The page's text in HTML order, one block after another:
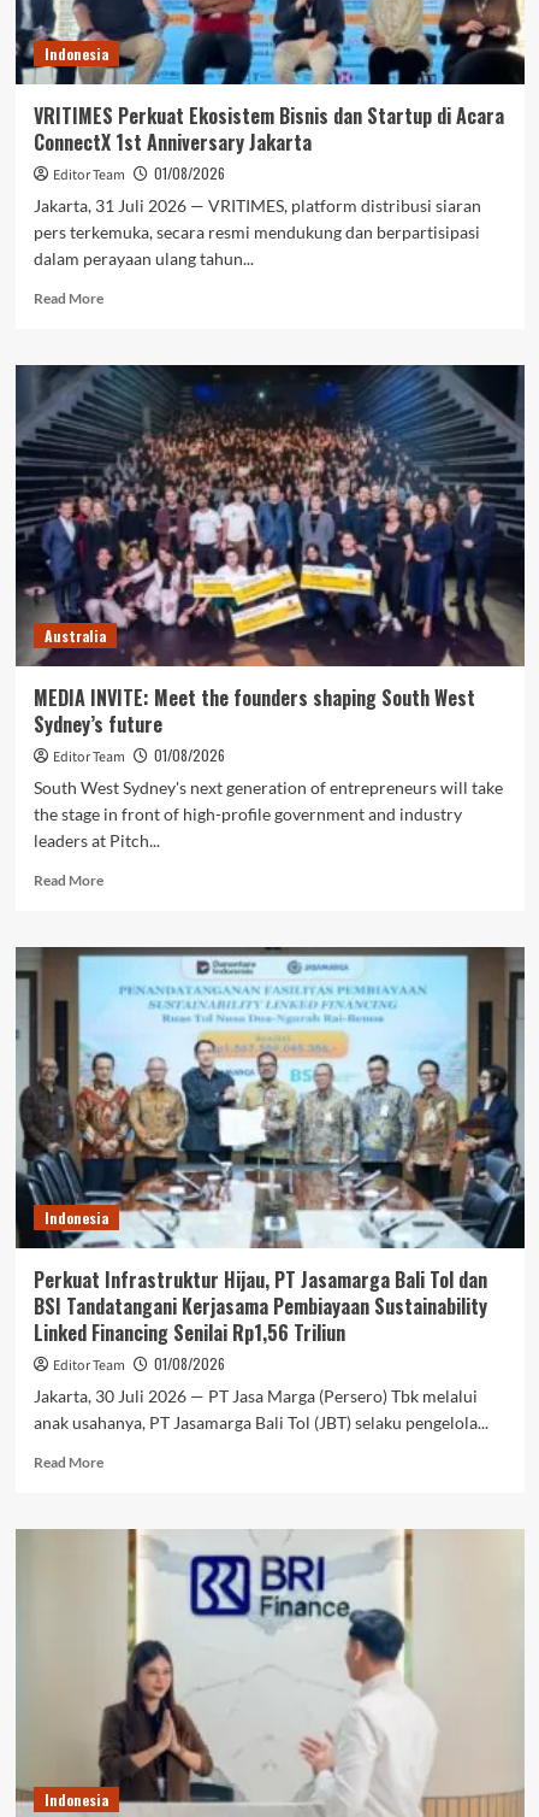
Socio-
Economic
Seminar
2026
Indonesia
VRITIMES Perkuat Ekosistem Bisnis dan Startup di Acara
ConnectX 1st Anniversary Jakarta
Editor Team
01/08/2026
Jakarta, 31 Juli 2026 — VRITIMES, platform distribusi siaran
pers terkemuka, secara resmi mendukung dan berpartisipasi
dalam perayaan ulang tahun...
Read MoreRead
VRITIMES
Perkuat
Ekosistem
Bisnis
dan
Startup
di
Acara
ConnectX
1st
Anniversary
Jakarta
Australia
MEDIA INVITE: Meet the founders shaping South West
Sydney’s future
Editor Team
01/08/2026
South West Sydney's next generation of entrepreneurs will take
the stage in front of high-profile government and industry
leaders at Pitch...
Read MoreRead
MEDIA
Meet
shaping
South
West
Sydney’s
future
Indonesia
Perkuat Infrastruktur Hijau, PT Jasamarga Bali Tol dan
BSI Tandatangani Kerjasama Pembiayaan Sustainability
Linked Financing Senilai Rp1,56 Triliun
Editor Team
01/08/2026
Jakarta, 30 Juli 2026 — PT Jasa Marga (Persero) Tbk melalui
anak usahanya, PT Jasamarga Bali Tol (JBT) selaku pengelola...
Read MoreRead
Perkuat
Infrastruktur
Hijau,
Jasamarga
BSI
Tandatangani
Kerjasama
Pembiayaan
Sustainability
Indonesia